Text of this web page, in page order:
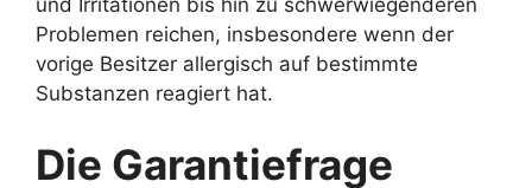
und Irritationen bis hin zu schwerwiegenderen
Problemen reichen, insbesondere wenn der
vorige Besitzer allergisch auf bestimmte
Substanzen reagiert hat.
Die Garantiefrage